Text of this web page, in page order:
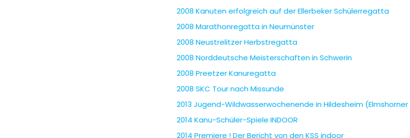
2008 Kanuten erfolgreich auf der Ellerbeker Schülerregatta
2008 Marathonregatta in Neumünster
2008 Neustrelitzer Herbstregatta
2008 Norddeutsche Meisterschaften in Schwerin
2008 Preetzer Kanuregatta
2008 SKC Tour nach Missunde
2013 Jugend-Wildwasserwochenende in Hildesheim
2014 Kanu-Schüler-Spiele INDOOR
2014 Premiere ! Der Bericht von den KSS indoor